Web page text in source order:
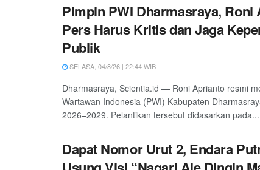
Pimpin PWI Dharmasraya, Roni
Pers Harus Kritis dan Jaga
Publik
SELASA, 04/8/26 | 22:44 WIB
Dharmasraya, Scientia.id — Roni Aprianto resmi
Wartawan Indonesia (PWI) Kabupaten
2026–2029. Pelantikan tersebut didasarkan pada...
Dapat Nomor Urut 2, Endara